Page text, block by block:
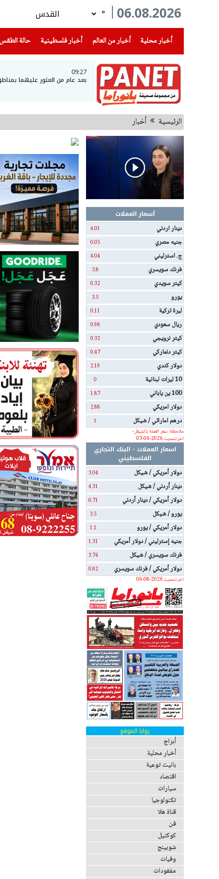
06.08.2026
°
أخبار محلية
(current) أخبار من العالم أخبار فلسطينية(current) حالة الطقس
09:27
بعد عام من العثور عليهما
الرئيسية أخبار
أسعار العملات
دينار اردني
4.01
جنيه مصري 0.05
ج. استرليني 4.04
فرنك سويسري 3.8
كيتر سويدي 0.32
يورو 3.5
ليرة تركية 0.11
ريال سعودي 0.98
كيتر نرويجي 0.32
كيتر دنماركي 0.47
دولار كندي 2.19
10 ليرات لبنانية 0
100 ين ياباني 1.87
دولار امريكي 2.88
درهم اماراتي / شيكل
1
ملاحظة: سعر العملة بالشيقل -
اخر تحديث 2026-06-03
اسعار العملات - البنك التجاري
الفلسطيني
دولار أمريكي / شيكل
3.04
دينار أردني / شيكل 4.31
دولار أمريكي / دينار أردني 0.71
يورو / شيكل 3.5
دولار أمريكي / يورو 1.1
جنيه إسترليني / دولار أمريكي 1.31
فرنك سويسري / شيكل 3.74
دولار أمريكي / فرنك سويسري
0.82
اخر تحديث 2026-08-06
زوايا الموقع
أبراج
أخبار محلية
بانيت توعية
اقتصاد
سيارات
تكنولوجيا
قناة هلا
فن
كوكتيل
شوبينج
وفيات
مفقودات